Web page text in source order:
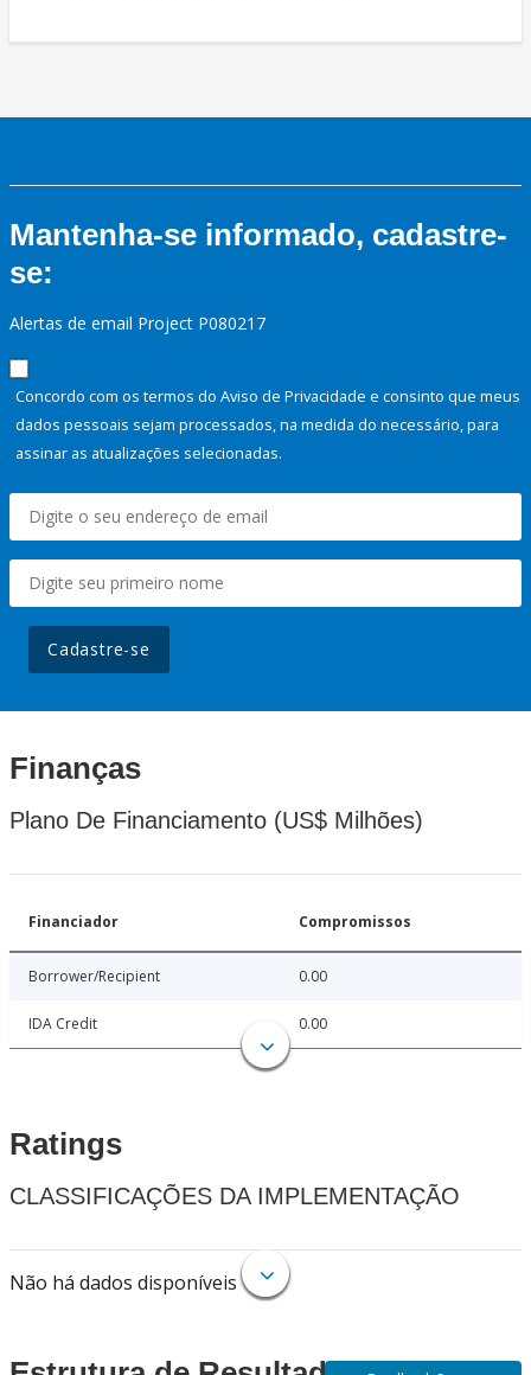
Mantenha-se informado, cadastre-
se:
Alertas de email Project P080217
Concordo com os termos do Aviso de Privacidade e consinto que meus
dados pessoais sejam processados, na medida do necessário, para
assinar as atualizações selecionadas.
Cadastre-se
Finanças
Plano De Financiamento (US$ Milhões)
Financiador Compromissos
Borrower/Recipient 0.00
IDA Credit 0.00
Ratings
CLASSIFICAÇÕES DA IMPLEMENTAÇÃO
Não há dados disponíveis